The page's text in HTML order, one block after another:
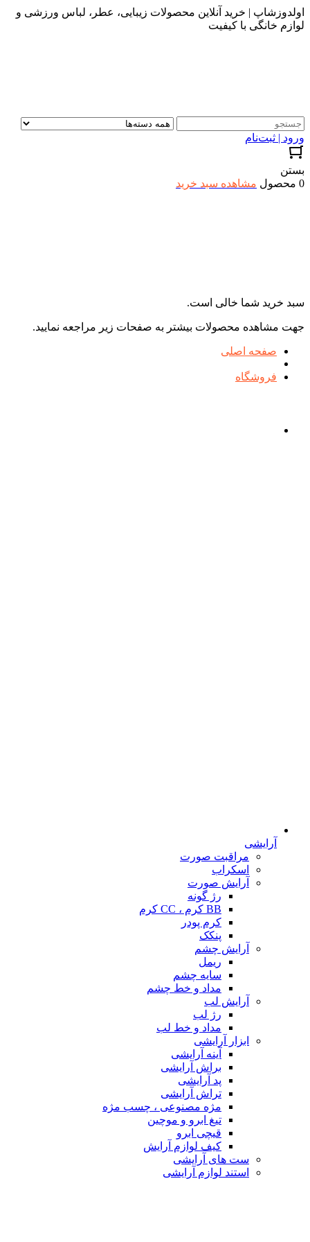
اولدوزشاپ | خرید آنلاین محصولات زیبایی، عطر، لباس ورزشی و
لوازم خانگی با کیفیت
ورود | ثبت‌نام
بستن
0 محصول
مشاهده سبد خرید
سبد خرید شما خالی است.
جهت مشاهده محصولات بیشتر به صفحات زیر مراجعه نمایید.
صفحه اصلی
فروشگاه
آرایشی
مراقبت صورت
اسکراب
آرایش صورت
رژ گونه
BB کرم ، CC کرم
کرم پودر
پنکک
آرایش چشم
ریمل
سایه چشم
مداد و خط چشم
آرایش لب
رژ لب
مداد و خط لب
ابزار آرایشی
آینه آرایشی
براش آرایشی
پد آرایشی
تراش آرایشی
مژه مصنوعی ، چسب مژه
تیغ ابرو و موچین
قیچی ابرو
کیف لوازم آرایش
ست های آرایشی
استند لوازم آرایشی